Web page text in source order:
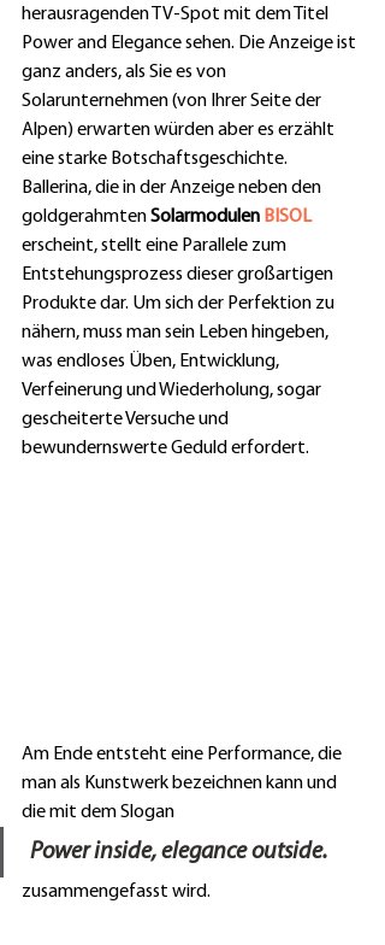
herausragenden TV-Spot mit dem Titel
Power and Elegance sehen. Die Anzeige ist
ganz anders, als Sie es von
Solarunternehmen (von Ihrer Seite der
Alpen) erwarten würden aber es erzählt
eine starke Botschaftsgeschichte.
Ballerina, die in der Anzeige neben den
goldgerahmten Solarmodulen BISOL
erscheint, stellt eine Parallele zum
Entstehungsprozess dieser großartigen
Produkte dar. Um sich der Perfektion zu
nähern, muss man sein Leben hingeben,
was endloses Üben, Entwicklung,
Verfeinerung und Wiederholung, sogar
gescheiterte Versuche und
bewundernswerte Geduld erfordert.
Am Ende entsteht eine Performance, die
man als Kunstwerk bezeichnen kann und
die mit dem Slogan
Power inside, elegance outside.
zusammengefasst wird.